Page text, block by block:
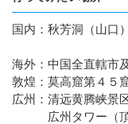
国内：秋芳洞（山口）
海外：中国全直轄市
敦煌：莫高窟第４５
広州：清远黄腾峡景
広州タワー（頂